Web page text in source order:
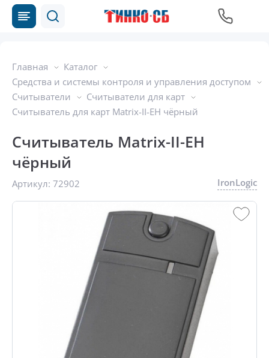
Главная
Каталог
Средства и системы контроля и управления доступом
Считыватели
Считыватели для карт
Считыватель для карт Matrix-II-EH чёрный
Считыватель Matrix-II-EH
чёрный
Артикул: 72902 IronLogic